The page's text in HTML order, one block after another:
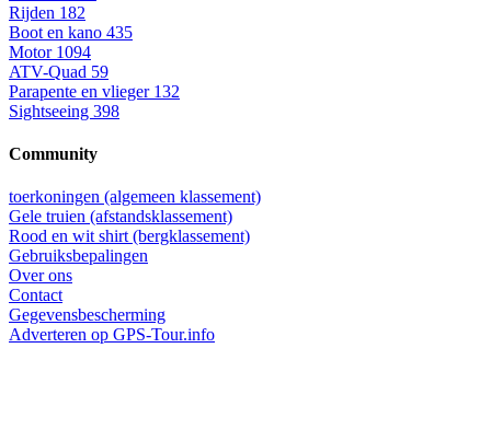
Rijden 182
Boot en kano 435
Motor 1094
ATV-Quad 59
Parapente en vlieger 132
Sightseeing 398
Community
toerkoningen (algemeen klassement)
Gele truien (afstandsklassement)
Rood en wit shirt (bergklassement)
Gebruiksbepalingen
Over ons
Contact
Gegevensbescherming
Adverteren op GPS-Tour.info